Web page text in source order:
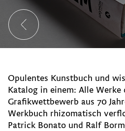
Opulentes Kunstbuch und
Katalog in einem: Alle Werke
Grafikwettbewerb aus 70
Werkbuch rhizomatisch
Patrick Bonato und Ralf